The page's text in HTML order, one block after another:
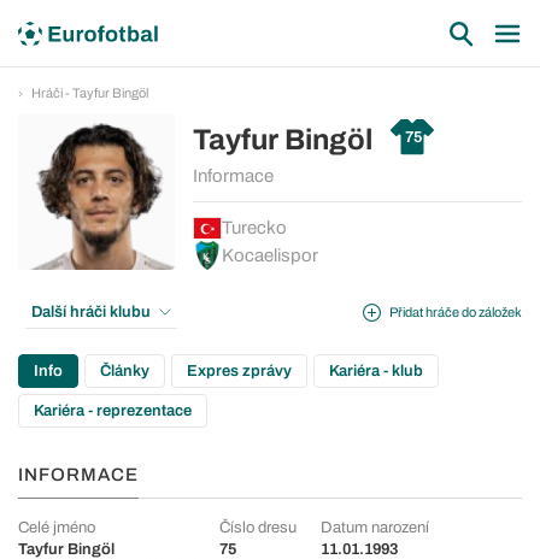
Hráči - Tayfur Bingöl
Tayfur Bingöl 75
Informace
Turecko
Kocaelispor
Přidat hráče do záložek
Další hráči klubu
Info Články Expres zprávy Kariéra - klub
Kariéra - reprezentace
INFORMACE
Celé jméno
Tayfur Bingöl
Číslo dresu
75
Datum narození
11.01.1993